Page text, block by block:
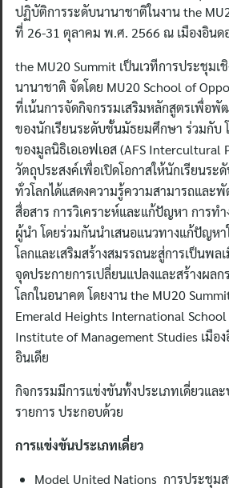
ปฏิบัติการระดับนานาชาติในงาน the
ที่ 26-31 ตุลาคม พ.ศ. 2566 ณ เมืองอินด
the MU20 Summit เป็นเวทีการประชุมเ
นานาชาติ จัดโดย MU20 School of
ที่เน้นการจัดกิจกรรมเสริมหลักสูตรเพื่อ
ของนักเรียนระดับชั้นมัธยมศึกษา ร่วมกับ
ของมูลนิธิเอเอฟเอส (AFS Intercultural
วัตถุประสงค์เพื่อเปิดโอกาสให้นักเรียนร
ทั่วโลกได้แสดงความรู้ความสามารถและ
สื่อสาร การวิเคราะห์และแก้ปัญหา การท
ผู้นำ โดยร่วมกันนำเสนอแนวทางแก้ปัญห
โลกและเสริมสร้างสมรรถนะสู่การเป็นพล
จุดประกายการเปลี่ยนแปลงและสร้างผล
โลกในอนาคต โดยงาน the MU20
Emerald Heights International
Institute of Management Studies เมือ
อินเดีย
กิจกรรมมีการแข่งขันทั้งประเภทเดี่ยวแล
รายการ ประกอบด้วย
การแข่งขันประเภทเดี่ยว
Model United Nations การประชุม